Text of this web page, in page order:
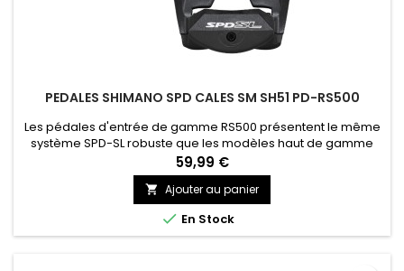
PEDALES SHIMANO SPD CALES SM SH51 PD-RS500
Les pédales d'entrée de gamme RS500 présentent le même
système SPD-SL robuste que les modèles haut de gamme
de Shimano, avec simplement un mécanisme à ressort à
action plus légère pour les débutants et les cyclistes
nécessitant un désengagement facilité en zone de
circulation dense.
59,99 €
 Ajouter au panier
 En Stock